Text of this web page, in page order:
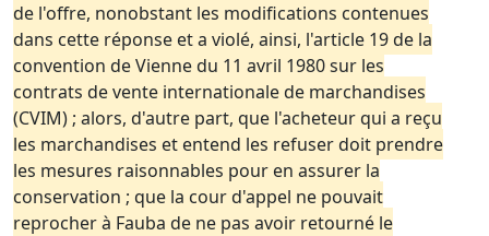
de l'offre, nonobstant les modifications contenues
dans cette réponse et a violé, ainsi, l'article 19 de la
convention de Vienne du 11 avril 1980 sur les
contrats de vente internationale de marchandises
(CVIM) ; alors, d'autre part, que l'acheteur qui a reçu
les marchandises et entend les refuser doit prendre
les mesures raisonnables pour en assurer la
conservation ; que la cour d'appel ne pouvait
reprocher à Fauba de ne pas avoir retourné le